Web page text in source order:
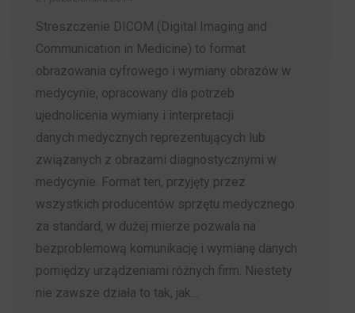
Streszczenie DICOM (Digital Imaging and
Communication in Medicine) to format
obrazowania cyfrowego i wymiany obrazów w
medycynie, opracowany dla potrzeb
ujednolicenia wymiany i interpretacji
danych medycznych reprezentujących lub
związanych z obrazami diagnostycznymi w
medycynie. Format ten, przyjęty przez
wszystkich producentów sprzętu medycznego
za standard, w dużej mierze pozwala na
bezproblemową komunikację i wymianę danych
pomiędzy urządzeniami różnych firm. Niestety
nie zawsze działa to tak, jak…